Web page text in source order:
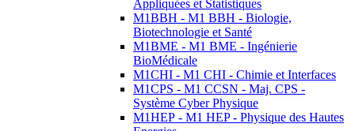
Appliquées et Statistiques
M1BBH - M1 BBH - Biologie,
Biotechnologie et Santé
M1BME - M1 BME - Ingénierie
BioMédicale
M1CHI - M1 CHI - Chimie et Interfaces
M1CPS - M1 CCSN - Maj. CPS -
Système Cyber Physique
M1HEP - M1 HEP - Physique des Hautes